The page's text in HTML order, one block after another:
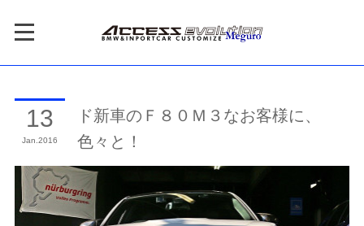
13
Jan 2016
ド新車のＦ８０Ｍ３なお客様に、
色々と！